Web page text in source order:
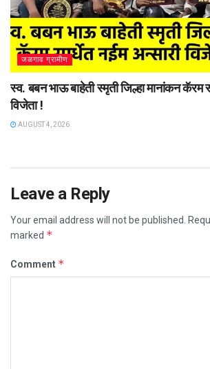
जळगाव ग्रामीण
स्व. बबन भाऊ बाहेती स्मृती जिल्हा मानांकन कॅरम
विजेता !
AUGUST 4, 2026
Leave a Reply
Your email address will not be published.
marked *
Comment *